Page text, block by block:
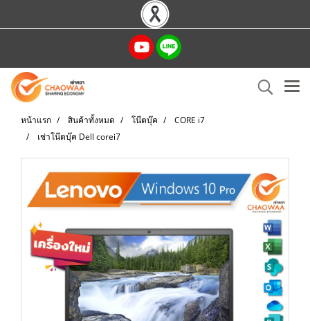
หน้าแรก สินค้าทั้งหมด โน๊ตบุ๊ค
CORE i7
เช่าโน๊ตบุ๊ค Dell corei7